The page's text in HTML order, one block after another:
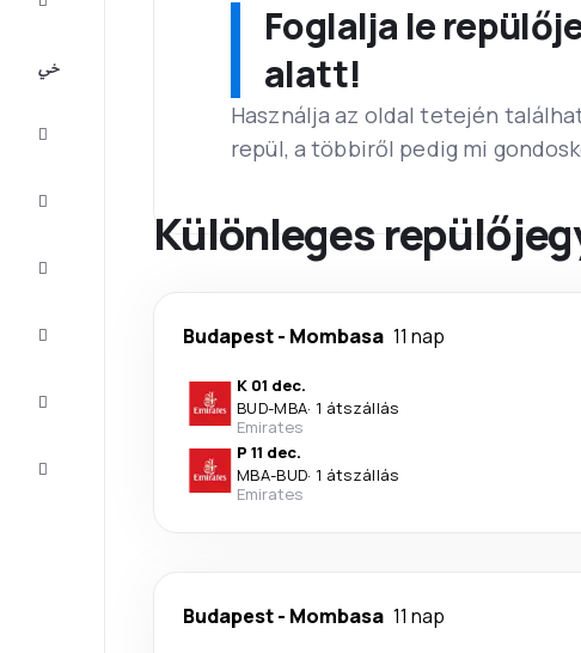
Foglalja le
alatt!
Használja az oldal tetején
repül, a többiről pedig mi
Különleges
Budapest- Mombasa 11 nap
K 01 dec.
BUD-MBA· 1 átszállás
Emirates
P 11 dec.
MBA-BUD· 1 átszállás
Emirates
Budapest- Mombasa 11 nap